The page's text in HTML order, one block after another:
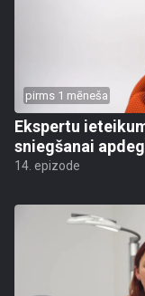
pirms 1 mēneša
Ekspertu
sniegšanai
14. epizode